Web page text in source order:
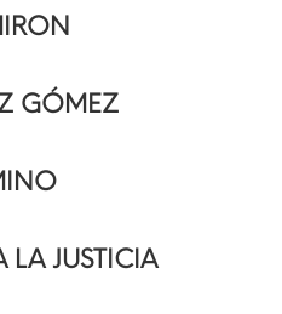
GÓMEZ
LA JUSTICIA